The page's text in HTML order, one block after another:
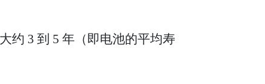
约 3 到 5 年（即电池的平均寿